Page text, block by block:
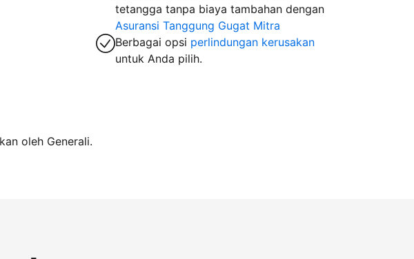
tetangga tanpa biaya tambahan dengan
Asuransi Tanggung Gugat Mitra
Berbagai opsi perlindungan kerusakan
untuk Anda pilih.
oleh Generali.